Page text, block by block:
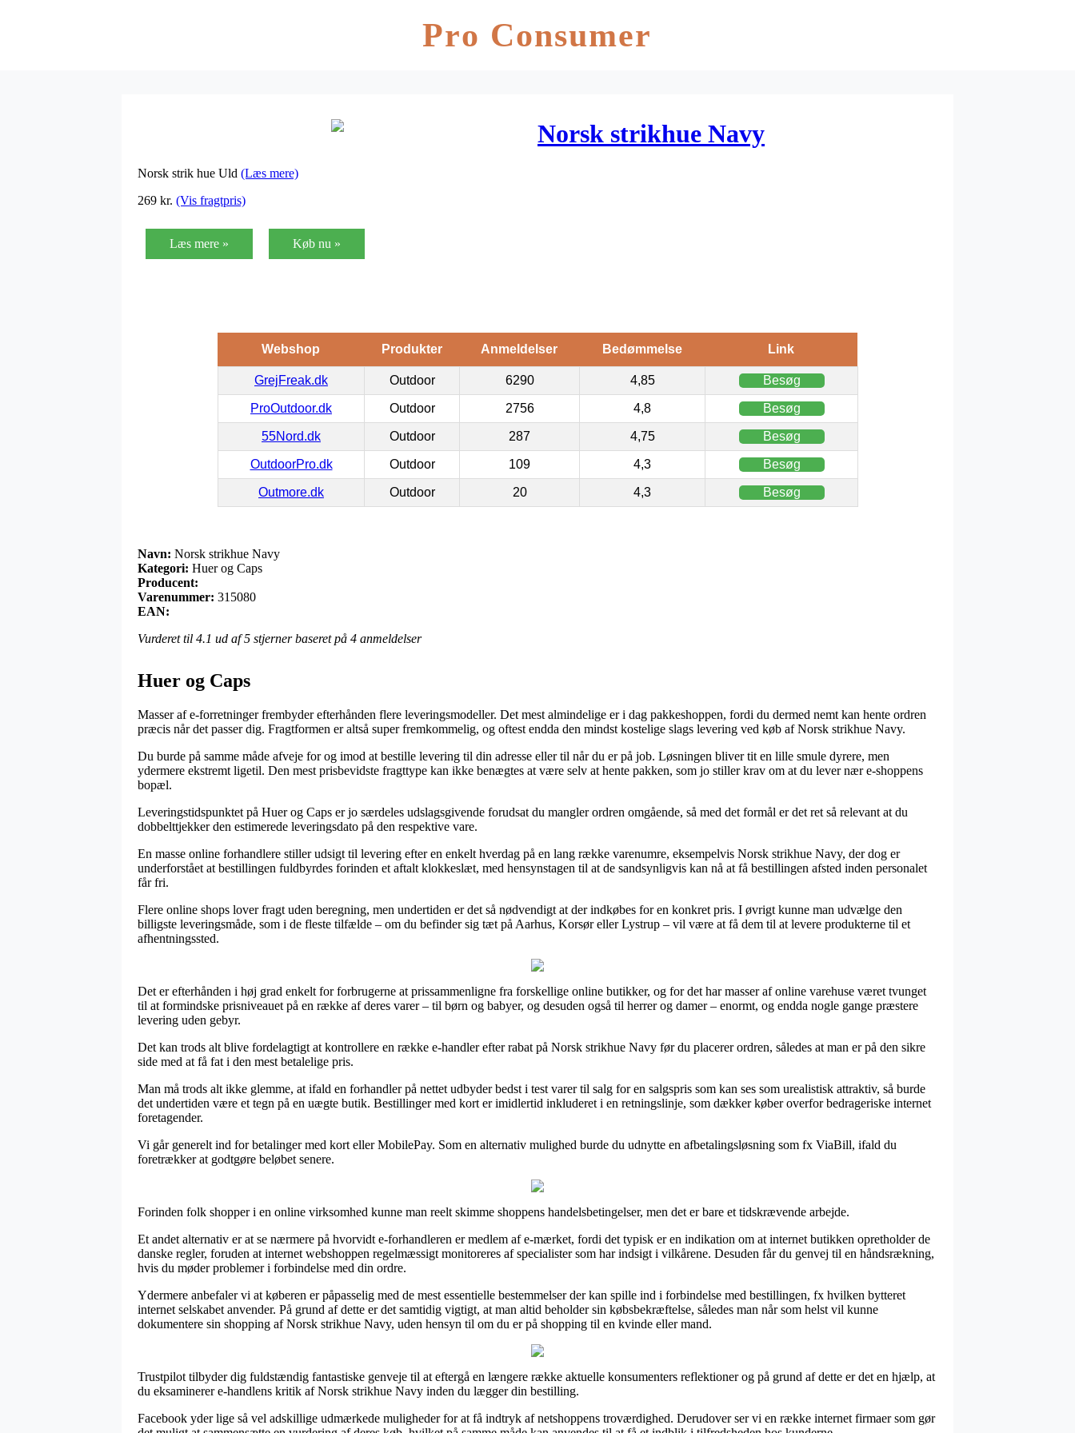
Pro Consumer
Norsk strikhue Navy
Norsk strik hue Uld (Læs mere)
269 kr. (Vis fragtpris)
Læs mere » Køb nu »
Webshop Produkter Anmeldelser Bedømmelse Link
GrejFreak.dk Outdoor 6290 4,85 Besøg
ProOutdoor.dk Outdoor 2756 4,8 Besøg
55Nord.dk Outdoor 287 4,75 Besøg
OutdoorPro.dk Outdoor 109 4,3 Besøg
Outmore.dk Outdoor 20 4,3 Besøg
Navn: Norsk strikhue Navy
Kategori: Huer og Caps
Producent:
Varenummer: 315080
EAN:
Vurderet til 4.1 ud af 5 stjerner baseret på 4 anmeldelser
Huer og Caps
Masser af e-forretninger frembyder efterhånden flere leveringsmodeller. Det mest almindelige er i dag pakkeshoppen, fordi du dermed nemt kan hente ordren
præcis når det passer dig. Fragtformen er altså super fremkommelig, og oftest endda den mindst kostelige slags levering ved køb af Norsk strikhue Navy.
Du burde på samme måde afveje for og imod at bestille levering til din adresse eller til når du er på job. Løsningen bliver tit en lille smule dyrere, men
ydermere ekstremt ligetil. Den mest prisbevidste fragttype kan ikke benægtes at være selv at hente pakken, som jo stiller krav om at du lever nær e-shoppens
bopæl.
Leveringstidspunktet på Huer og Caps er jo særdeles udslagsgivende forudsat du mangler ordren omgående, så med det formål er det ret så relevant at du
dobbelttjekker den estimerede leveringsdato på den respektive vare.
En masse online forhandlere stiller udsigt til levering efter en enkelt hverdag på en lang række varenumre, eksempelvis Norsk strikhue Navy, der dog er
underforstået at bestillingen fuldbyrdes forinden et aftalt klokkeslæt, med hensynstagen til at de sandsynligvis kan nå at få bestillingen afsted inden personalet
får fri.
Flere online shops lover fragt uden beregning, men undertiden er det så nødvendigt at der indkøbes for en konkret pris. I øvrigt kunne man udvælge den
billigste leveringsmåde, som i de fleste tilfælde – om du befinder sig tæt på Aarhus, Korsør eller Lystrup – vil være at få dem til at levere produkterne til et
afhentningssted.
Det er efterhånden i høj grad enkelt for forbrugerne at prissammenligne fra forskellige online butikker, og for det har masser af online varehuse været tvunget
til at formindske prisniveauet på en række af deres varer – til børn og babyer, og desuden også til herrer og damer – enormt, og endda nogle gange præstere
levering uden gebyr.
Det kan trods alt blive fordelagtigt at kontrollere en række e-handler efter rabat på Norsk strikhue Navy før du placerer ordren, således at man er på den sikre
side med at få fat i den mest betalelige pris.
Man må trods alt ikke glemme, at ifald en forhandler på nettet udbyder bedst i test varer til salg for en salgspris som kan ses som urealistisk attraktiv, så burde
det undertiden være et tegn på en uægte butik. Bestillinger med kort er imidlertid inkluderet i en retningslinje, som dækker køber overfor bedrageriske internet
foretagender.
Vi går generelt ind for betalinger med kort eller MobilePay. Som en alternativ mulighed burde du udnytte en afbetalingsløsning som fx ViaBill, ifald du
foretrækker at godtgøre beløbet senere.
Forinden folk shopper i en online virksomhed kunne man reelt skimme shoppens handelsbetingelser, men det er bare et tidskrævende arbejde.
Et andet alternativ er at se nærmere på hvorvidt e-forhandleren er medlem af e-mærket, fordi det typisk er en indikation om at internet butikken opretholder de
danske regler, foruden at internet webshoppen regelmæssigt monitoreres af specialister som har indsigt i vilkårene. Desuden får du genvej til en håndsrækning,
hvis du møder problemer i forbindelse med din ordre.
Ydermere anbefaler vi at køberen er påpasselig med de mest essentielle bestemmelser der kan spille ind i forbindelse med bestillingen, fx hvilken bytteret
internet selskabet anvender. På grund af dette er det samtidig vigtigt, at man altid beholder sin købsbekræftelse, således man når som helst vil kunne
dokumentere sin shopping af Norsk strikhue Navy, uden hensyn til om du er på shopping til en kvinde eller mand.
Trustpilot tilbyder dig fuldstændig fantastiske genveje til at eftergå en længere række aktuelle konsumenters reflektioner og på grund af dette er det en hjælp, at
du eksaminerer e-handlens kritik af Norsk strikhue Navy inden du lægger din bestilling.
Facebook yder lige så vel adskillige udmærkede muligheder for at få indtryk af netshoppens troværdighed. Derudover ser vi en række internet firmaer som gør